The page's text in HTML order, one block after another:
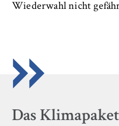
Wiederwahl nicht
Das
unser Angebot
Cookie Laufzeit: